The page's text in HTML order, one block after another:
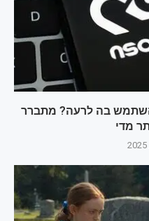
בה לרעה? מתברר
מדי